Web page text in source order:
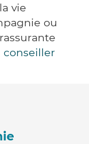
vie
ou
conseiller